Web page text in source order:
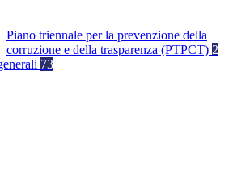
Piano triennale per la prevenzione della
corruzione e della trasparenza (PTPCT) 2
73